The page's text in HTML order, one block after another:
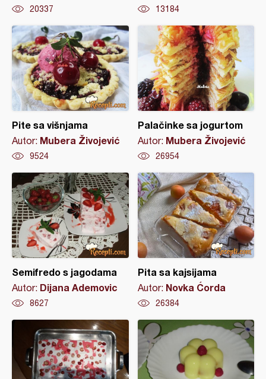
20337 13184
Pite sa višnjama
Autor: Mubera Živojević
9524
Palačinke sa jogurtom
Autor: Mubera Živojević
26954
Semifredo s jagodama
Autor: Dijana Ademovic
8627
Pita sa kajsijama
Autor: Novka Ćorda
26384